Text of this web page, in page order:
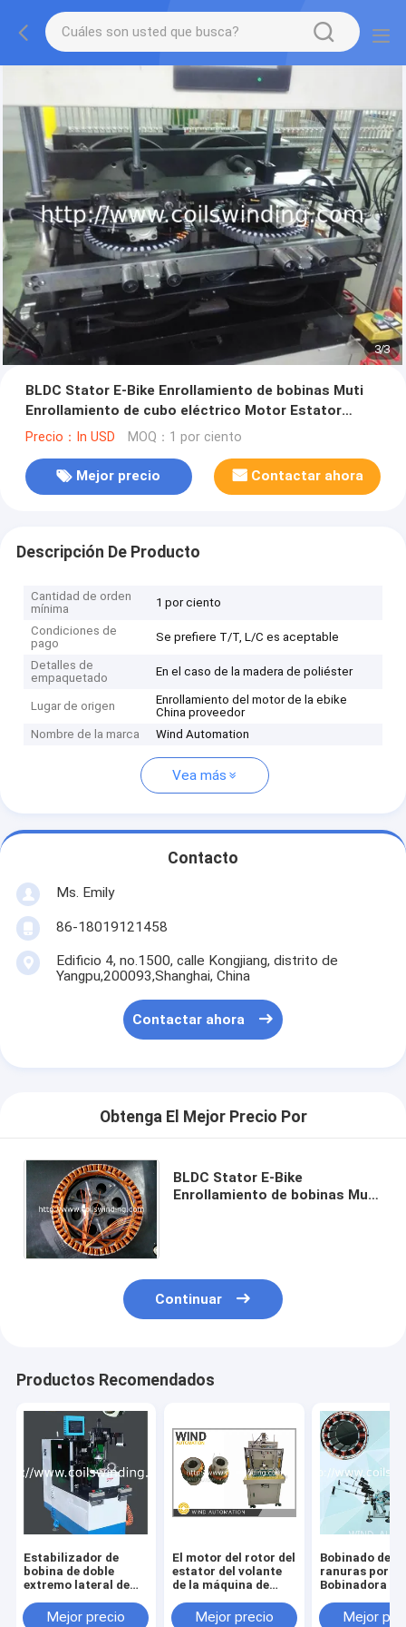
3/3
BLDC Stator E-Bike Enrollamiento de bobinas Muti
Enrollamiento de cubo eléctrico Motor Estator
Enrollamiento
Precio：In USD MOQ：1 por ciento
Mejor precio Contactar ahora
Descripción De Producto
Cantidad de orden
mínima
1 por ciento
Condiciones de
pago
Se prefiere T/T, L/C es aceptable
Detalles de
empaquetado
En el caso de la madera de poliéster
Lugar de origen
Enrollamiento del motor de la ebike
China proveedor
Nombre de la marca
Wind Automation
Vea más
Contacto
Ms. Emily
86-18019121458
Edificio 4, no.1500, calle Kongjiang, distrito de
Yangpu,200093,Shanghai, China
Contactar ahora
Obtenga El Mejor Precio Por
BLDC Stator E-Bike
Enrollamiento de bobinas Muti
Continuar
Productos Recomendados
Estabilizador de
bobina de doble
extremo lateral de
unión máquina con
Mejor precio
El motor del rotor del
estator del volante
de la máquina de
automóviles
Mejor precio
Bobinado de 3
ranuras por
Bobinadora de
Bobinado de
Mejor